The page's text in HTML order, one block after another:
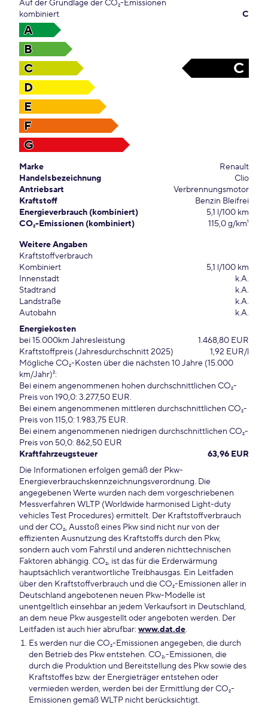
Auf der Grundlage der CO₂-Emissionen
kombiniert
C
A
B
C
C
D
E
F
G
Marke
Renault
Handelsbezeichnung
Clio
Antriebsart
Verbrennungsmotor
Kraftstoff
Benzin Bleifrei
Energieverbrauch (kombiniert)
5,1 l/100 km
CO₂-Emissionen (kombiniert)
115,0 g/km¹
Weitere Angaben
Kraftstoffverbrauch
Kombiniert
5,1 l/100 km
Innenstadt
k.A.
Stadtrand
k.A.
Landstraße
k.A.
Autobahn
k.A.
Energiekosten
bei 15.000km Jahresleistung
1.468,80 EUR
Kraftstoffpreis (Jahresdurchschnitt 2025)
1,92 EUR/l
Mögliche CO₂-Kosten über die nächsten 10 Jahre (15.000
km/Jahr)²:
Bei einem angenommenen hohen durchschnittlichen CO₂-
Preis von 190,0: 3.277,50 EUR.
Bei einem angenommenen mittleren durchschnittlichen CO₂-
Preis von 115,0: 1.983,75 EUR.
Bei einem angenommenen niedrigen durchschnittlichen CO₂-
Preis von 50,0: 862,50 EUR
Kraftfahrzeugsteuer
63,96 EUR
Die Informationen erfolgen gemäß der Pkw-
Energieverbrauchskennzeichnungsverordnung. Die
angegebenen Werte wurden nach dem vorgeschriebenen
Messverfahren WLTP (Worldwide harmonised Light-duty
vehicles Test Procedures) ermittelt. Der Kraftstoffverbrauch
und der CO₂, Ausstoß eines Pkw sind nicht nur von der
effizienten Ausnutzung des Kraftstoffs durch den Pkw,
sondern auch vom Fahrstil und anderen nichttechnischen
Faktoren abhängig. CO₂, ist das für die Erderwärmung
hauptsächlich verantwortliche Treibhausgas. Ein Leitfaden
über den Kraftstoffverbrauch und die CO₂-Emissionen aller in
Deutschland angebotenen neuen Pkw-Modelle ist
unentgeltlich einsehbar an jedem Verkaufsort in Deutschland,
an dem neue Pkw ausgestellt oder angeboten werden. Der
Leitfaden ist auch hier abrufbar: www.dat.de.
Es werden nur die CO₂-Emissionen angegeben, die durch
den Betrieb des Pkw entstehen. CO₂,-Emissionen, die
durch die Produktion und Bereitstellung des Pkw sowie des
Kraftstoffes bzw. der Energieträger entstehen oder
vermieden werden, werden bei der Ermittlung der CO₂-
Emissionen gemäß WLTP nicht berücksichtigt.